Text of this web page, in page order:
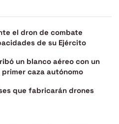
el dron de combate
de su Ejército
un blanco aéreo con un
caza autónomo
que fabricarán drones